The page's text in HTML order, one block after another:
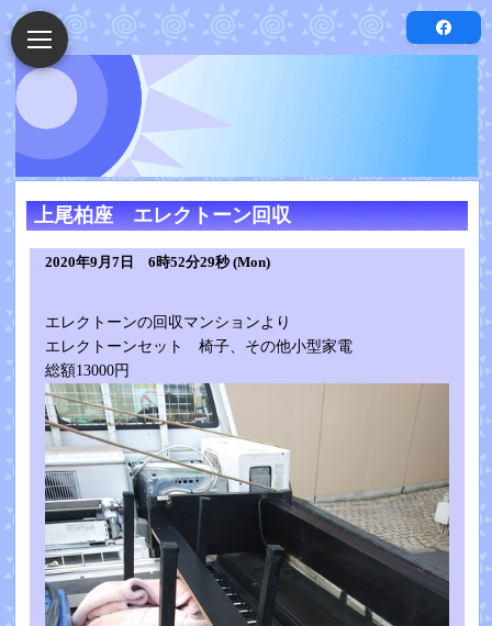
上尾柏座 エレクトーン回収
2020年9月7日 6時52分29秒 (Mon)
エレクトーンの回収マンションより
エレクトーンセット 椅子、その他小型家電
総額13000円